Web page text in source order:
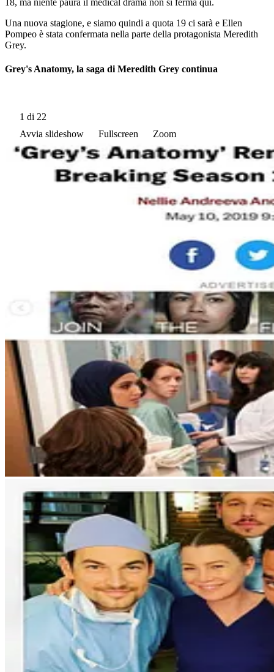
18, ma niente paura il medical drama non si ferma qui.
Una nuova stagione, e siamo quindi a quota 19 ci sarà e Ellen
Pompeo è stata confermata nella parte della protagonista Meredith
Grey.
Grey's Anatomy, la saga di Meredith Grey continua
1 di 22
Avvia slideshow
Fullscreen Zoom